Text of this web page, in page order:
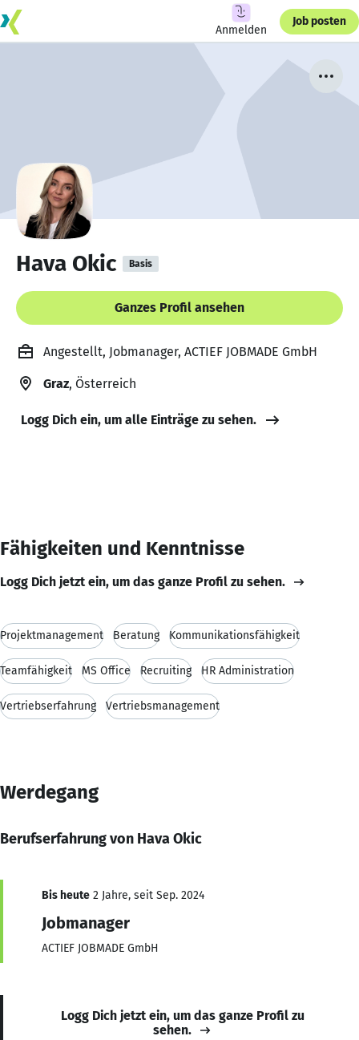
Anmelden
Job posten
Hava Okic Basis
Ganzes Profil ansehen
Angestellt, Jobmanager, ACTIEF JOBMADE GmbH
Graz, Österreich
Logg Dich ein, um alle Einträge zu sehen.
Fähigkeiten und Kenntnisse
Logg Dich jetzt ein, um das ganze Profil zu sehen.
Projektmanagement Beratung Kommunikationsfähigkeit
Teamfähigkeit MS Office Recruiting HR Administration
Vertriebserfahrung Vertriebsmanagement
Werdegang
Berufserfahrung von Hava Okic
Bis heute 2 Jahre, seit Sep. 2024
Jobmanager
ACTIEF JOBMADE GmbH
Logg Dich jetzt ein, um das ganze Profil zu
sehen.